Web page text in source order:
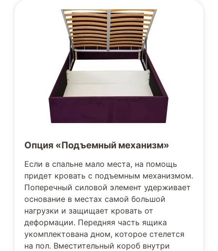
Опция «Подъемный механизм»
Если в спальне мало места, на помощь
придет кровать с подъемным механизмом.
Поперечный силовой элемент удерживает
основание в местах самой большой
нагрузки и защищает кровать от
деформации. Передняя часть ящика
укомплектована дном, которое стелется
на пол. Вместительный короб внутри